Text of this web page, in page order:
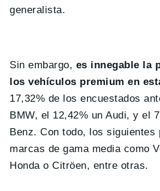
generalista.
Sin embargo, es innegable la
los vehículos premium en
17,32% de los encuestados
BMW, el 12,42% un Audi, y el
Benz. Con todo, los siguientes
marcas de gama media como
Honda o Citröen, entre otras.